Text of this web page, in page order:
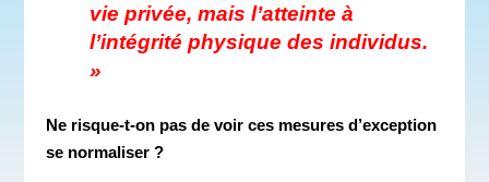
vie privée, mais l’atteinte à
l’intégrité physique des individus.
»
Ne risque-t-on pas de voir ces mesures d’exception
se normaliser ?